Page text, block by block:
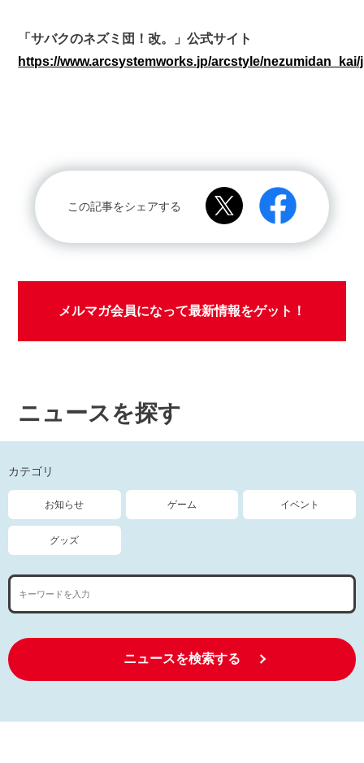
「サバクのネズミ団！改。」公式サイト
https://www.arcsystemworks.jp/arcstyle/nezumidan_kai/
この記事をシェアする
メルマガ会員になって最新情報をゲット！
ニュースを探す
カテゴリ
お知らせ ゲーム イベント
グッズ
ニュースを検索する